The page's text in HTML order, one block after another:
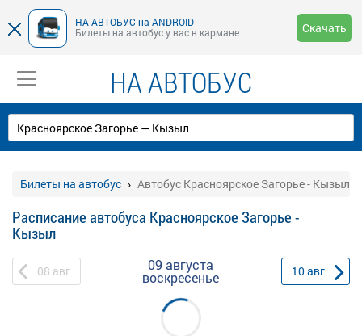
НА-АВТОБУС на ANDROID
Билеты на автобус у вас в кармане
Скачать
НА АВТОБУС
Билеты на автобус Автобус Красноярское Загорье - Кызыл
Расписание автобуса Красноярское Загорье -
Кызыл
08 авг 09 августа
воскресенье 10авг